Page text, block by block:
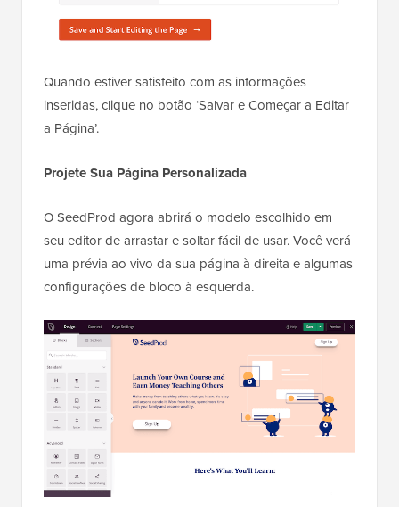
Quando estiver satisfeito com as informações
inseridas, clique no botão ‘Salvar e Começar a Editar
a Página’.
Projete Sua Página Personalizada
O SeedProd agora abrirá o modelo escolhido em
seu editor de arrastar e soltar fácil de usar. Você verá
uma prévia ao vivo da sua página à direita e algumas
configurações de bloco à esquerda.